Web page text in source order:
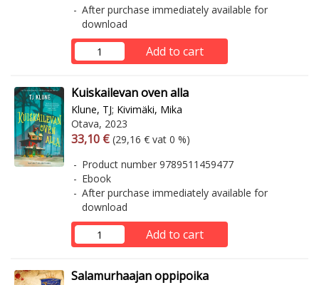
After purchase immediately available for
download
Add to cart
Kuiskailevan oven alla
Klune, TJ; Kivimäki, Mika
Otava, 2023
Arvonlisäverollinen hinta
33,10 € Excl. vat
(29,16 € vat 0 %)
Product number 9789511459477
Ebook
After purchase immediately available for
download
Add to cart
Salamurhaajan oppipoika